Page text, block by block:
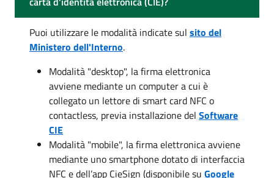
Puoi utilizzare le modalità indicate sul sito del
Ministero dell'Interno.
Modalità "desktop", la firma elettronica
avviene mediante un computer a cui è
collegato un lettore di smart card NFC o
contactless, previa installazione del Software
CIE
Modalità "mobile", la firma elettronica avviene
mediante uno smartphone dotato di interfaccia
NFC e dell’app CieSign (disponibile su Google